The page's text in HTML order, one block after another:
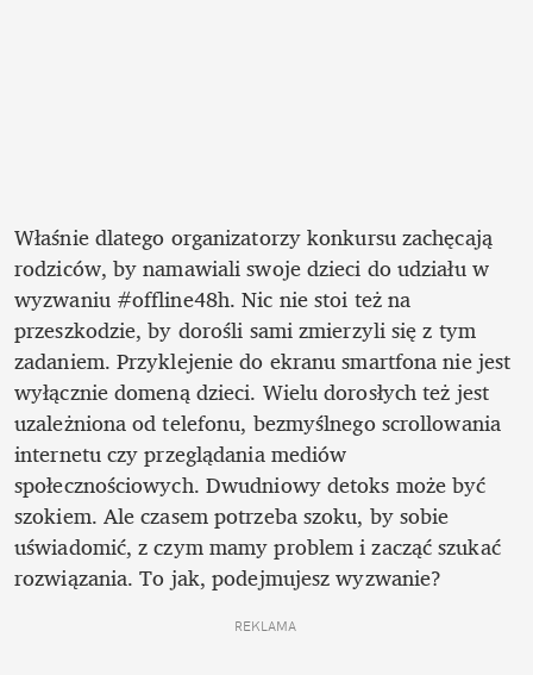
Właśnie dlatego organizatorzy konkursu zachęcają
rodziców, by namawiali swoje dzieci do udziału w
wyzwaniu #offline48h. Nic nie stoi też na
przeszkodzie, by dorośli sami zmierzyli się z tym
zadaniem. Przyklejenie do ekranu smartfona nie jest
wyłącznie domeną dzieci. Wielu dorosłych też jest
uzależniona od telefonu, bezmyślnego scrollowania
internetu czy przeglądania mediów
społecznościowych. Dwudniowy detoks może być
szokiem. Ale czasem potrzeba szoku, by sobie
uświadomić, z czym mamy problem i zacząć szukać
rozwiązania. To jak, podejmujesz wyzwanie?
REKLAMA